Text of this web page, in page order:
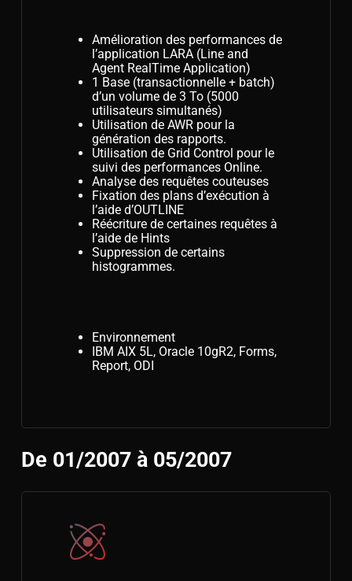
Amélioration des performances de
l’application LARA (Line and
Agent RealTime Application)
1 Base (transactionnelle + batch)
d’un volume de 3 To (5000
utilisateurs simultanés)
Utilisation de AWR pour la
génération des rapports.
Utilisation de Grid Control pour le
suivi des performances Online.
Analyse des requêtes couteuses
Fixation des plans d’exécution à
l’aide d’OUTLINE
Réécriture de certaines requêtes à
l’aide de Hints
Suppression de certains
histogrammes.
Environnement
IBM AIX 5L, Oracle 10gR2, Forms,
Report, ODI
De 01/2007 à 05/2007